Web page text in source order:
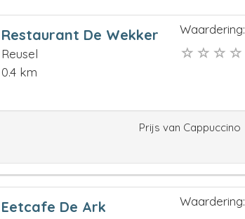
Restaurant De Wekker
Reusel
0.4 km
Waardering:
Prijs van Cappuccino
Eetcafe De Ark Waardering: